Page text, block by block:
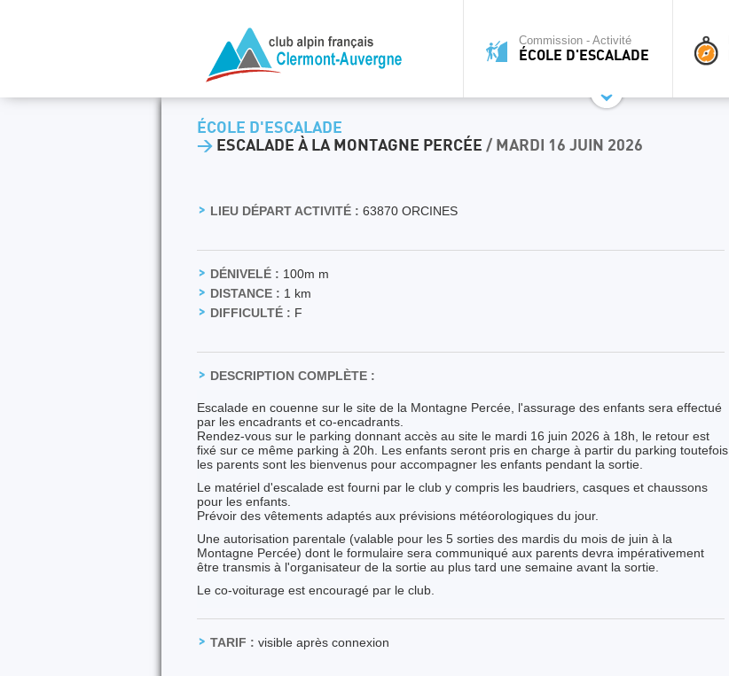
Commission - Activité
ÉCOLE D'ESCALADE
ÉCOLE D'ESCALADE
> ESCALADE À LA MONTAGNE PERCÉE / MARDI 16 JUIN 2026
LIEU DÉPART ACTIVITÉ : 63870 ORCINES
DÉNIVELÉ : 100m m
DISTANCE : 1 km
DIFFICULTÉ : F
DESCRIPTION COMPLÈTE :
Escalade en couenne sur le site de la Montagne Percée, l'assurage des enfants sera effectué
par les encadrants et co-encadrants.
Rendez-vous sur le parking donnant accès au site le mardi 16 juin 2026 à 18h, le retour est
fixé sur ce même parking à 20h. Les enfants seront pris en charge à partir du parking toutefois
les parents sont les bienvenus pour accompagner les enfants pendant la sortie.
Le matériel d'escalade est fourni par le club y compris les baudriers, casques et chaussons
pour les enfants.
Prévoir des vêtements adaptés aux prévisions météorologiques du jour.
Une autorisation parentale (valable pour les 5 sorties des mardis du mois de juin à la
Montagne Percée) dont le formulaire sera communiqué aux parents devra impérativement
être transmis à l'organisateur de la sortie au plus tard une semaine avant la sortie.
Le co-voiturage est encouragé par le club.
TARIF : visible après connexion